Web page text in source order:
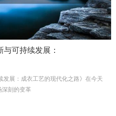
可持续发展：
发展：成衣工艺的现代化之路》在今天
深刻的变革